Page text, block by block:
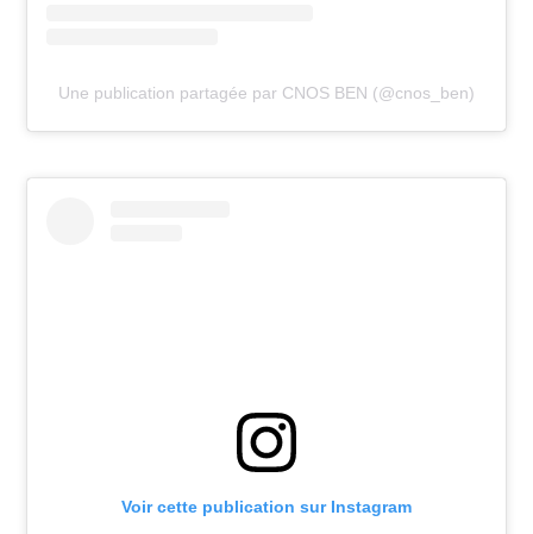
Une publication partagée par CNOS BEN (@cnos_ben)
Voir cette publication sur Instagram